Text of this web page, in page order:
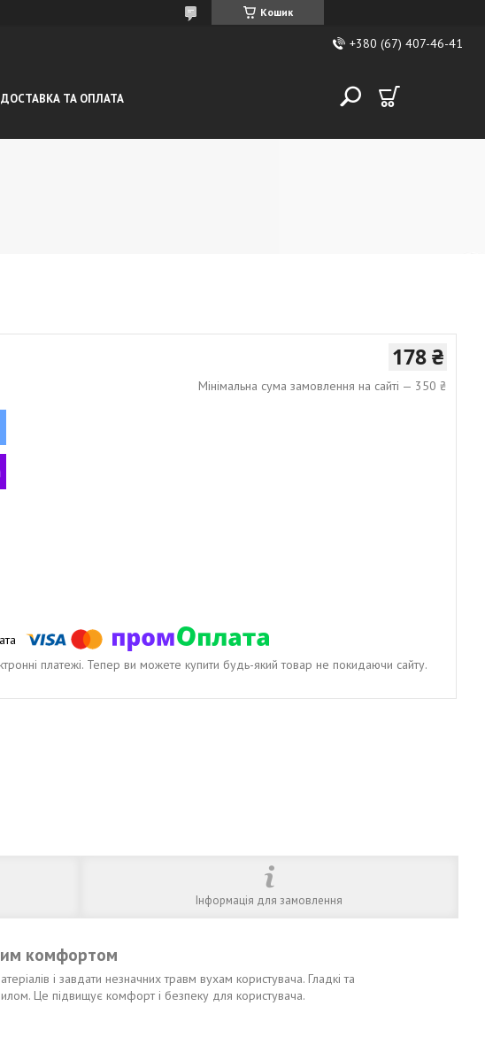
Кошик
+380 (67) 407-46-41
ДОСТАВКА ТА ОПЛАТА
178 ₴
Мінімальна сума замовлення на сайті — 350 ₴
платежі. Тепер ви можете купити будь-який товар не покидаючи сайту.
Інформація для замовлення
комфортом
і завдати незначних травм вухам користувача. Гладкі та
Це підвищує комфорт і безпеку для користувача.